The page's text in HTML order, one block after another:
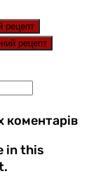
рецепт
рецепт
коментарів
in this